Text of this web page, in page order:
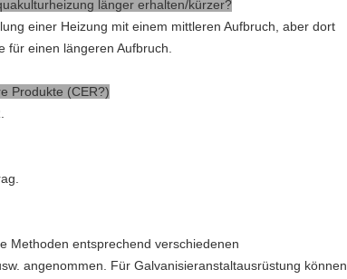
länger erhalten/kürzer?
einer Heizung mit einem mittleren Aufbruch, aber dort
für einen längeren Aufbruch.
Produkte (CER?)
Methoden entsprechend verschiedenen
angenommen. Für Galvanisieranstaltausrüstung können